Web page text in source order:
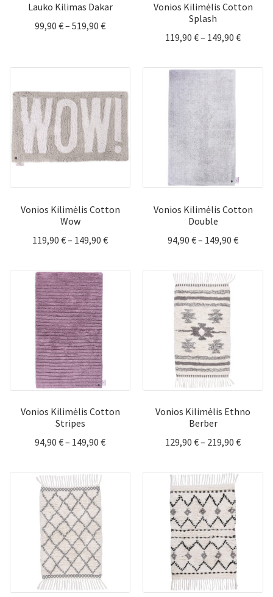
Lauko Kilimas Dakar
99,90 €– 519,90 €Price
through
Vonios Kilimėlis Cotton
Splash
119,90 €– 149,90 €Price
119,90 €
Vonios Kilimėlis Cotton
Wow
119,90 €– 149,90 €Price
119,90 €
Vonios Kilimėlis Cotton
Double
94,90 €– 149,90 €Price
94,90 €
Vonios Kilimėlis Cotton
Stripes
94,90 €– 149,90 €Price
94,90 €
Vonios Kilimėlis Ethno
Berber
129,90 €– 219,90 €Price
129,90 €